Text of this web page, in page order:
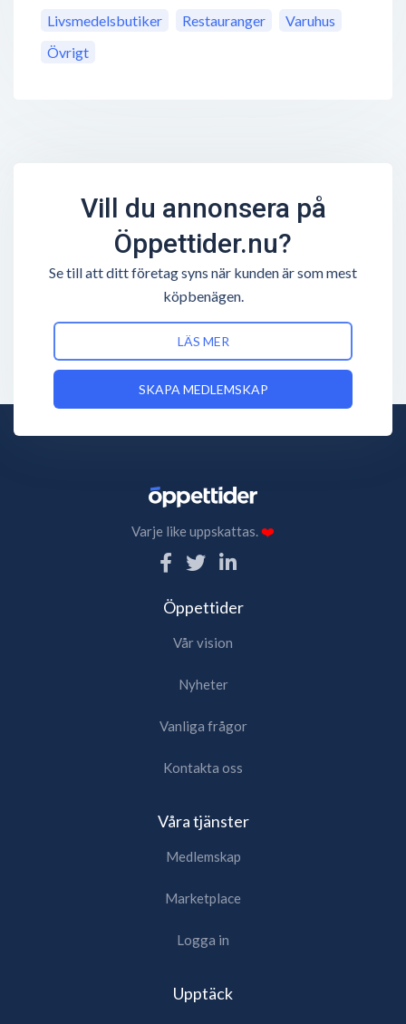
Livsmedelsbutiker
Restauranger
Varuhus
Övrigt
Vill du annonsera på
Öppettider.nu?
Se till att ditt företag syns när kunden är som mest
köpbenägen.
LÄS MER
SKAPA MEDLEMSKAP
Varje like uppskattas.❤️
Öppettider
Vår vision
Nyheter
Vanliga frågor
Kontakta oss
Våra tjänster
Medlemskap
Marketplace
Logga in
Upptäck